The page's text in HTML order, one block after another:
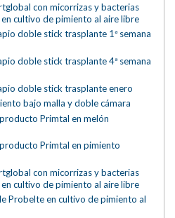
con micorrizas y bacterias
cultivo de pimiento al aire libre
doble stick trasplante 1ª semana
doble stick trasplante 4ª semana
doble stick trasplante enero
bajo malla y doble cámara
Primtal en melón
Primtal en pimiento
con micorrizas y bacterias
cultivo de pimiento al aire libre
Probelte en cultivo de pimiento al